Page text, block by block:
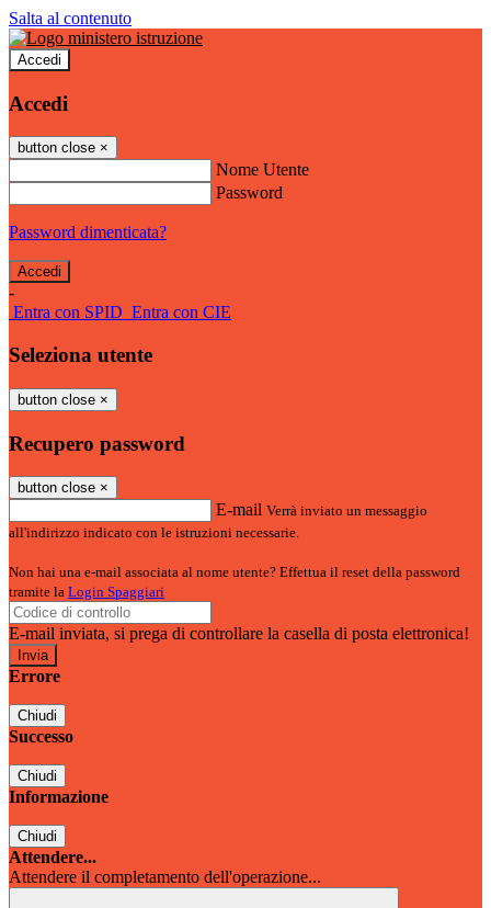
Salta al contenuto
Accedi
Accedi
button close ×
Nome Utente
Password
Password dimenticata?
-
Entra con SPID Entra con CIE
Seleziona utente
button close ×
Recupero password
button close ×
E-mail Verrà inviato un messaggio
all'indirizzo indicato con le istruzioni necessarie.
Non hai una e-mail associata al nome utente? Effettua il reset della password
tramite la Login Spaggiari
E-mail inviata, si prega di controllare la casella di posta elettronica!
Errore
Chiudi
Successo
Chiudi
Informazione
Chiudi
Attendere...
Attendere il completamento dell'operazione...